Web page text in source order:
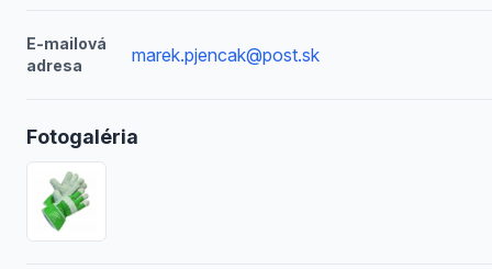
E-mailová
adresa
marek.pjencak@post.sk
Fotogaléria